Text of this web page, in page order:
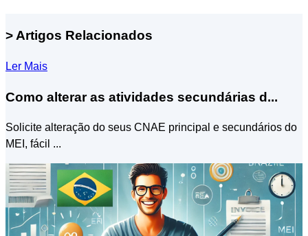
> Artigos Relacionados
Ler Mais
Como alterar as atividades secundárias d...
Solicite alteração do seus CNAE principal e secundários do
MEI, fácil ...